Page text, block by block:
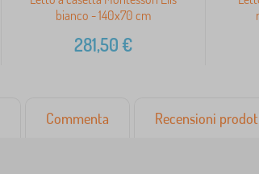
bianco - 140x70 cm
281,50€
Commenta Recensioni